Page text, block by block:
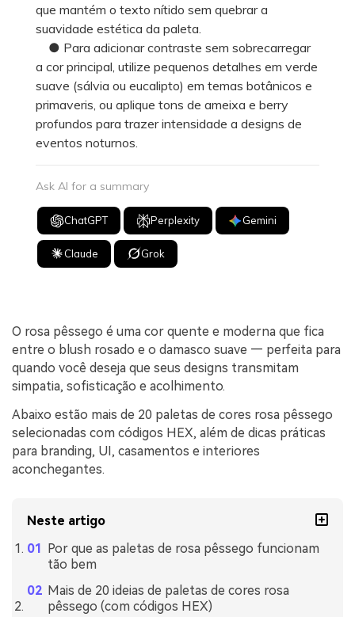
que mantém o texto nítido sem quebrar a
suavidade estética da paleta.
● Para adicionar contraste sem sobrecarregar
a cor principal, utilize pequenos detalhes em verde
suave (sálvia ou eucalipto) em temas botânicos e
primaveris, ou aplique tons de ameixa e berry
profundos para trazer intensidade a designs de
eventos noturnos.
Ask AI for a summary
ChatGPT Perplexity Gemini
Claude Grok
O rosa pêssego é uma cor quente e moderna que fica
entre o blush rosado e o damasco suave — perfeita para
quando você deseja que seus designs transmitam
simpatia, sofisticação e acolhimento.
Abaixo estão mais de 20 paletas de cores rosa pêssego
selecionadas com códigos HEX, além de dicas práticas
para branding, UI, casamentos e interiores
aconchegantes.
Neste artigo
Por que as paletas de rosa pêssego funcionam
tão bem
Mais de 20 ideias de paletas de cores rosa
pêssego (com códigos HEX)